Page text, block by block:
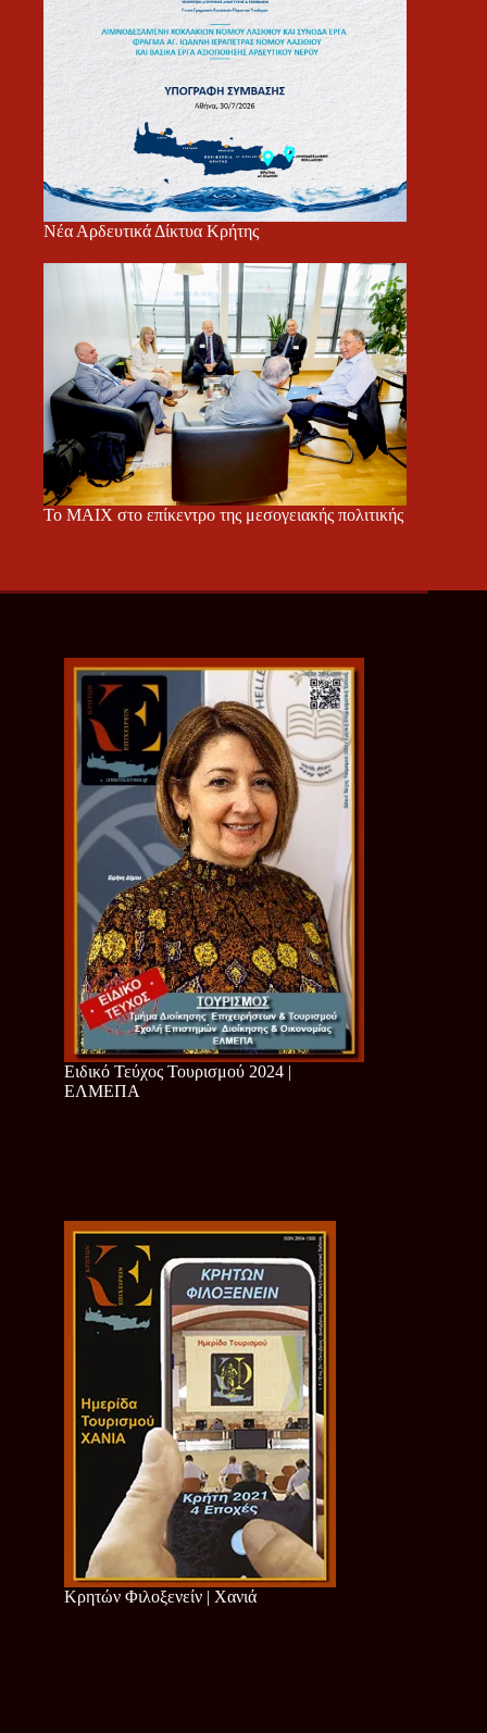
Νέα Αρδευτικά Δίκτυα Κρήτης
Το ΜΑΙΧ στο επίκεντρο της μεσογειακής πολιτικής
Ειδικό Τεύχος Τουρισμού 2024 |
ΕΛΜΕΠΑ
Κρητών Φιλοξενείν | Χανιά